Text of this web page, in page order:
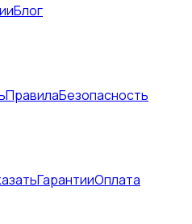
Блог
ПравилаБезопасность
ГарантииОплата